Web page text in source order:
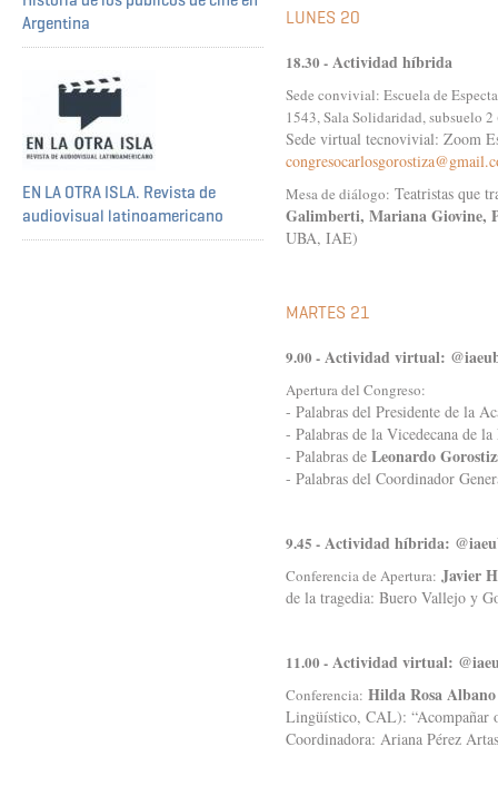
Argentina
EN LA OTRA ISLA. Revista de
audiovisual latinoamericano
LUNES 20
18.30 - Actividad híbrida
Sede convivial: Escuela de
1543, Sala Solidaridad, subsuelo
Sede virtual tecnovivial: Zoom
Mesa de diálogo: Teatristas que
Galimberti, Mariana Giovine,
UBA, IAE)
MARTES 21
9.00 - Actividad virtual:
Apertura del Congreso:
- Palabras del Presidente de la
- Palabras de la Vicedecana de
- Palabras de Leonardo
- Palabras del Coordinador
9.45 - Actividad híbrida:
Conferencia de Apertura: Javier
de la tragedia: Buero Vallejo y
11.00 - Actividad virtual:
Conferencia: Hilda Rosa Albano
Lingüístico, CAL): “Acompañar
Coordinadora: Ariana Pérez